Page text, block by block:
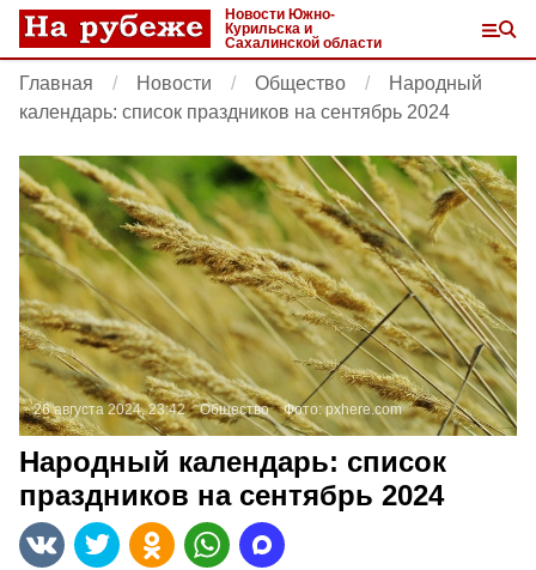
Новости Южно-
Курильска и
Сахалинской области
Главная Новости Общество
Народный
календарь: список праздников на сентябрь 2024
26 августа 2024, 23:42 Общество Фото:pxhere.com
Народный календарь: список
праздников на сентябрь 2024